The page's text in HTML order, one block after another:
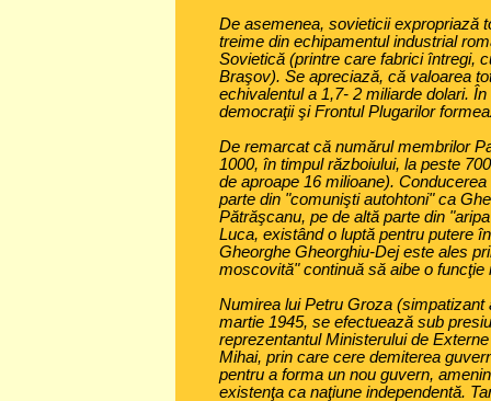
De asemenea, sovieticii expropriază
treime din echipamentul industrial
Sovietică (printre care fabrici întregi,
Braşov). Se apreciază, că valoarea
echivalentul a 1,7- 2 miliarde dolari.
democraţii şi Frontul Plugarilor
De remarcat că numărul membrilor
1000, în timpul războiului, la peste
de aproape 16 milioane).
parte din "comunişti autohtoni" ca
Pătrăşcanu, pe de altă parte din
Luca, existând o luptă pentru putere
Gheorghe Gheorghiu-Dej este ales
moscovită" continuă să aibe o
Numirea lui Petru Groza
martie 1945, se efectuează sub
reprezentantul Ministerului de
Mihai, prin care cere demiterea
pentru a forma un nou guvern,
existenţa ca naţiune independentă.